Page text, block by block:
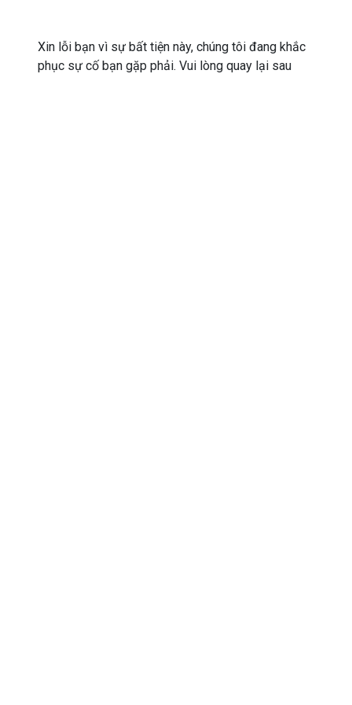
Xin lỗi bạn vì sự bất tiện này, chúng tôi đang khắc
phục sự cố bạn gặp phải. Vui lòng quay lại sau